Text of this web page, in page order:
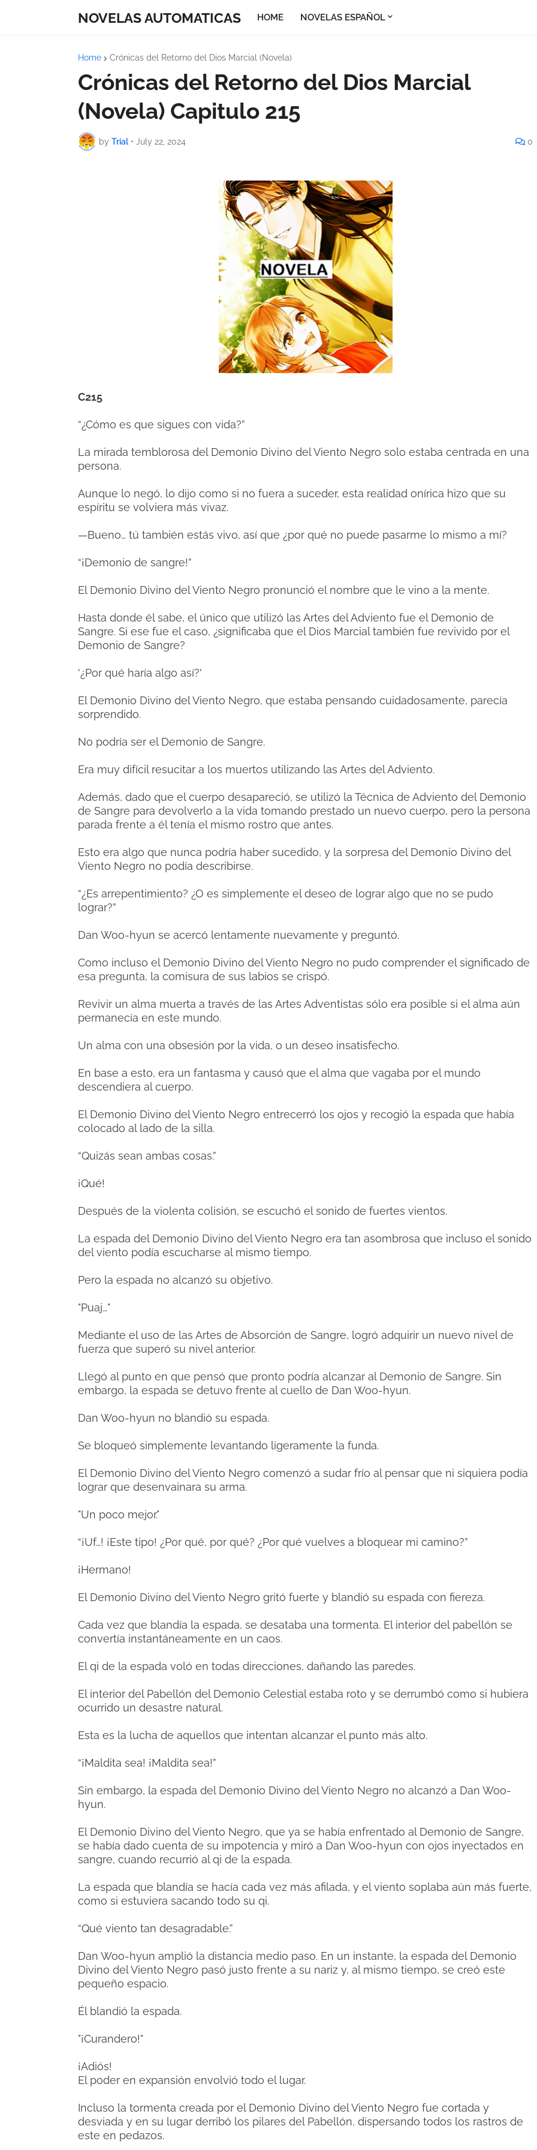
NOVELAS AUTOMATICAS HOME NOVELAS ESPAÑOL
Home Crónicas del Retorno del Dios Marcial (Novela)
Crónicas del Retorno del Dios Marcial
(Novela) Capitulo 215
by Trial • July 22, 2024 0
C215
“¿Cómo es que sigues con vida?”
La mirada temblorosa del Demonio Divino del Viento Negro solo estaba centrada en una
persona.
Aunque lo negó, lo dijo como si no fuera a suceder, esta realidad onírica hizo que su
espíritu se volviera más vivaz.
—Bueno… tú también estás vivo, así que ¿por qué no puede pasarme lo mismo a mí?
“¡Demonio de sangre!”
El Demonio Divino del Viento Negro pronunció el nombre que le vino a la mente.
Hasta donde él sabe, el único que utilizó las Artes del Adviento fue el Demonio de
Sangre. Si ese fue el caso, ¿significaba que el Dios Marcial también fue revivido por el
Demonio de Sangre?
'¿Por qué haría algo así?'
El Demonio Divino del Viento Negro, que estaba pensando cuidadosamente, parecía
sorprendido.
No podría ser el Demonio de Sangre.
Era muy difícil resucitar a los muertos utilizando las Artes del Adviento.
Además, dado que el cuerpo desapareció, se utilizó la Técnica de Adviento del Demonio
de Sangre para devolverlo a la vida tomando prestado un nuevo cuerpo, pero la persona
parada frente a él tenía el mismo rostro que antes.
Esto era algo que nunca podría haber sucedido, y la sorpresa del Demonio Divino del
Viento Negro no podía describirse.
“¿Es arrepentimiento? ¿O es simplemente el deseo de lograr algo que no se pudo
lograr?”
Dan Woo-hyun se acercó lentamente nuevamente y preguntó.
Como incluso el Demonio Divino del Viento Negro no pudo comprender el significado de
esa pregunta, la comisura de sus labios se crispó.
Revivir un alma muerta a través de las Artes Adventistas sólo era posible si el alma aún
permanecía en este mundo.
Un alma con una obsesión por la vida, o un deseo insatisfecho.
En base a esto, era un fantasma y causó que el alma que vagaba por el mundo
descendiera al cuerpo.
El Demonio Divino del Viento Negro entrecerró los ojos y recogió la espada que había
colocado al lado de la silla.
“Quizás sean ambas cosas.”
¡Qué!
Después de la violenta colisión, se escuchó el sonido de fuertes vientos.
La espada del Demonio Divino del Viento Negro era tan asombrosa que incluso el sonido
del viento podía escucharse al mismo tiempo.
Pero la espada no alcanzó su objetivo.
"Puaj…"
Mediante el uso de las Artes de Absorción de Sangre, logró adquirir un nuevo nivel de
fuerza que superó su nivel anterior.
Llegó al punto en que pensó que pronto podría alcanzar al Demonio de Sangre. Sin
embargo, la espada se detuvo frente al cuello de Dan Woo-hyun.
Dan Woo-hyun no blandió su espada.
Se bloqueó simplemente levantando ligeramente la funda.
El Demonio Divino del Viento Negro comenzó a sudar frío al pensar que ni siquiera podía
lograr que desenvainara su arma.
"Un poco mejor."
“¡Uf…! ¡Este tipo! ¿Por qué, por qué? ¿Por qué vuelves a bloquear mi camino?”
¡Hermano!
El Demonio Divino del Viento Negro gritó fuerte y blandió su espada con fiereza.
Cada vez que blandía la espada, se desataba una tormenta. El interior del pabellón se
convertía instantáneamente en un caos.
El qi de la espada voló en todas direcciones, dañando las paredes.
El interior del Pabellón del Demonio Celestial estaba roto y se derrumbó como si hubiera
ocurrido un desastre natural.
Esta es la lucha de aquellos que intentan alcanzar el punto más alto.
“¡Maldita sea! ¡Maldita sea!”
Sin embargo, la espada del Demonio Divino del Viento Negro no alcanzó a Dan Woo-
hyun.
El Demonio Divino del Viento Negro, que ya se había enfrentado al Demonio de Sangre,
se había dado cuenta de su impotencia y miró a Dan Woo-hyun con ojos inyectados en
sangre, cuando recurrió al qi de la espada.
La espada que blandía se hacía cada vez más afilada, y el viento soplaba aún más fuerte,
como si estuviera sacando todo su qi.
“Qué viento tan desagradable.”
Dan Woo-hyun amplió la distancia medio paso. En un instante, la espada del Demonio
Divino del Viento Negro pasó justo frente a su nariz y, al mismo tiempo, se creó este
pequeño espacio.
Él blandió la espada.
"¡Curandero!"
¡Adiós!
El poder en expansión envolvió todo el lugar.
Incluso la tormenta creada por el Demonio Divino del Viento Negro fue cortada y
desviada y en su lugar derribó los pilares del Pabellón, dispersando todos los rastros de
este en pedazos.